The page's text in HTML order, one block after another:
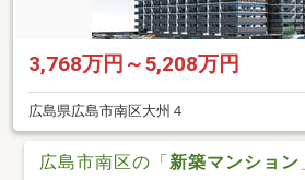
3,768万円～5,208万円
広島県広島市南区大州４
広島市南区の「新築マンション